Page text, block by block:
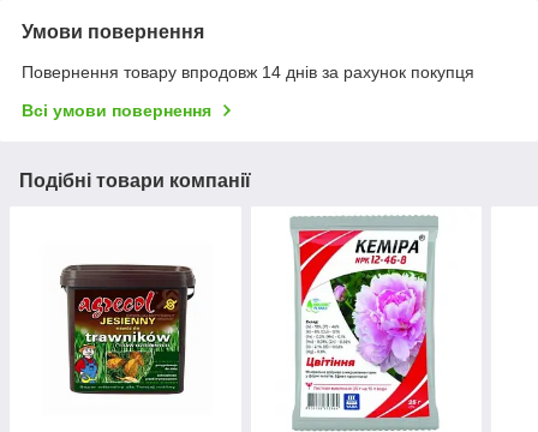
Умови повернення
Повернення товару впродовж 14 днів за рахунок покупця
Всі умови повернення
Подібні товари компанії